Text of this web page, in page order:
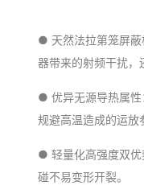
● 天然法拉第笼屏蔽
器带来的射频干扰，
● 优异无源导热属性
规避高温造成的运放
● 轻量化高强度双
碰不易变形开裂。